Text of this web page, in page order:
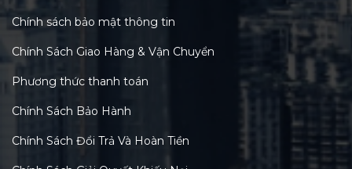
Định Mới Nhất 2026
Trường Việt Nam Hiện Nay
Tấm Titan Chống Cháy: Tính Năng, Lợi Ích & So Sánh Chi
Tiết Với MGO, Rockwool
Cấu tạo và thành phần chính của tấm titan chống cháy: Bí
Chính sách bảo mật thông tin
Chính Sách Giao Hàng & Vận Chuyển
Phương thức thanh toán
Chính Sách Bảo Hành
Chính Sách Đổi Trả Và Hoàn Tiền